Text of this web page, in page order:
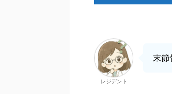
レジデント
末節